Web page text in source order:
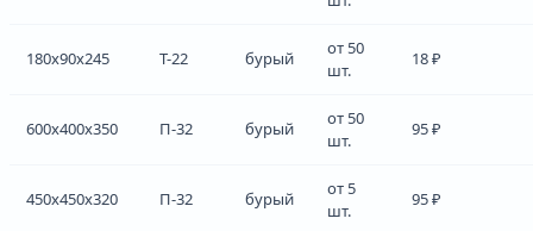
180x90x245 Т-22 бурый
от 50
шт.
18 ₽
600x400x350 П-32 бурый
от 50
шт.
95 ₽
450x450x320 П-32 бурый
от 5
шт.
95 ₽